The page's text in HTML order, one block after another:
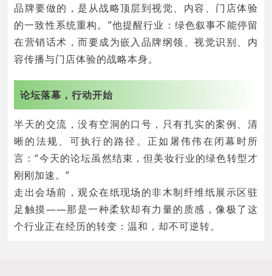
品牌要做的，是从战略顶层到视觉、内容、门店体验
的一致性系统重构。”他提醒行业：绿色叙事不能停留
在营销话术，而要成为嵌入品牌纲领、视觉识别、内
容传播与门店体验的战略本身。
论坛落幕，行动开始
半天的交流，没有空洞的口号，只有扎实的案例、清
晰的法规、可执行的路径。正如屠伟伟在闭幕时所
言：“今天的论坛虽然结束，但美妆行业的绿色转型才
刚刚加速。”
走出会场前，观众在纸现场的非木制纤维纸展示区驻
足触摸——那是一种柔软却有力量的质感，像极了这
个行业正在经历的转变：温和，却不可逆转。